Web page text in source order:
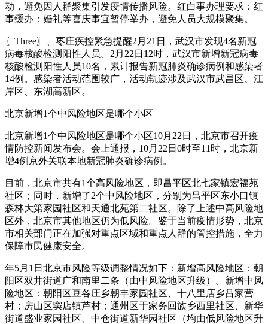
动，避免因人群聚集引发疫情传播风险。红白事办理要求：红
事缓办：婚礼等喜庆事宜暂停举办，避免人员大规模聚集。
〖Three〗、枣庄疾控紧急提醒2月21日，武汉市发现4名新冠
病毒核酸检测阳性人员。2月22日12时，武汉市新增新冠病毒
核酸检测阳性人员10名，累计报告新冠肺炎确诊病例和感染者
14例。感染者活动范围较广，活动轨迹涉及武汉市武昌区、江
岸区、东湖高新区。
北京新增1个中风险地区是哪个小区
北京新增1个中风险地区是哪个小区10月22日，北京市召开疫
情防控新闻发布会。会上通报，10月22日0时至11时，北京新
增4例京外关联本地新冠肺炎确诊病例。
目前，北京市共有1个高风险地区，即昌平区北七家镇宏福苑
社区；同时，新增了2个中风险地区，分别为昌平区东小口镇
森林大第家园社区和天通北苑第二社区。除了上述中高风险地
区外，北京市其他地区仍为低风险。鉴于当前疫情形势，北京
市相关部门正在加强对重点区域和重点人群的管控措施，全力
保障市民健康安全。
年5月1日北京市风险等级调整情况如下：新增高风险地区：朝
阳区双井街道广和南里二条（由中风险地区升级）。新增中风
险地区：朝阳区豆各庄乡朝丰家园社区、十八里店乡吕家营
村；房山区窦店镇芦村；通州区于家务回族乡西里社区、新华
街道盛业家园社区、中仓街道新华园社区（均由低风险地区升